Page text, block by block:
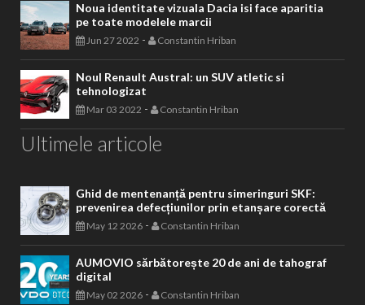
Noua identitate vizuala Dacia isi face aparitia
pe toate modelele marcii
Jun 27 2022 - Constantin Hriban
Noul Renault Austral: un SUV atletic si
tehnologizat
Mar 03 2022 - Constantin Hriban
Ultimele articole
Ghid de mentenanță pentru simeringuri SKF:
prevenirea defecțiunilor prin etanșare corectă
May 12 2026 - Constantin Hriban
AUMOVIO sărbătorește 20 de ani de tahograf
digital
May 02 2026 - Constantin Hriban